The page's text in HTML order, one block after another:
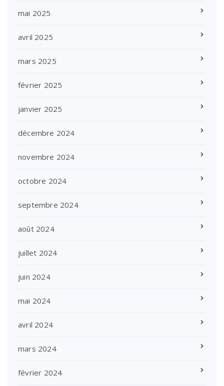
mai 2025
avril 2025
mars 2025
février 2025
janvier 2025
décembre 2024
novembre 2024
octobre 2024
septembre 2024
août 2024
juillet 2024
juin 2024
mai 2024
avril 2024
mars 2024
février 2024